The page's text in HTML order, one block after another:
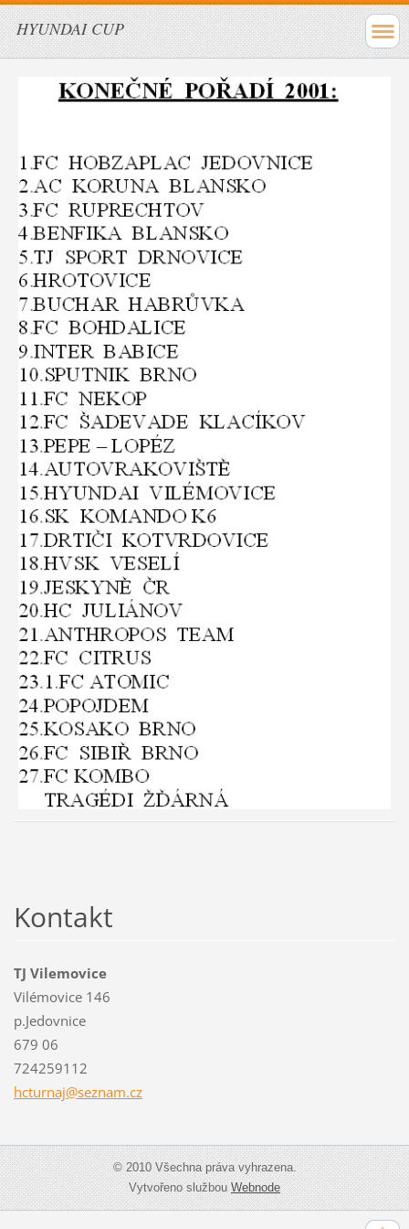
HYUNDAI CUP
Kontakt
TJ Vilemovice
Vilémovice 146
p.Jedovnice
679 06
724259112
hcturnaj@seznam.cz
© 2010 Všechna práva vyhrazena.
Vytvořeno službouWebnode